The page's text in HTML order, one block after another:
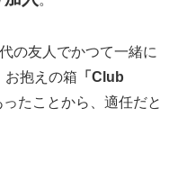
の友人でかつて一緒に
お抱えの箱 「Club
ったことから、適任だと